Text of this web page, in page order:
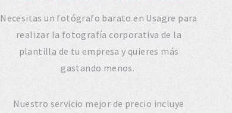
Necesitas un fotógrafo barato en Usagre para
realizar la fotografía corporativa de la
plantilla de tu empresa y quieres más
gastando menos.
Nuestro servicio mejor de precio incluye